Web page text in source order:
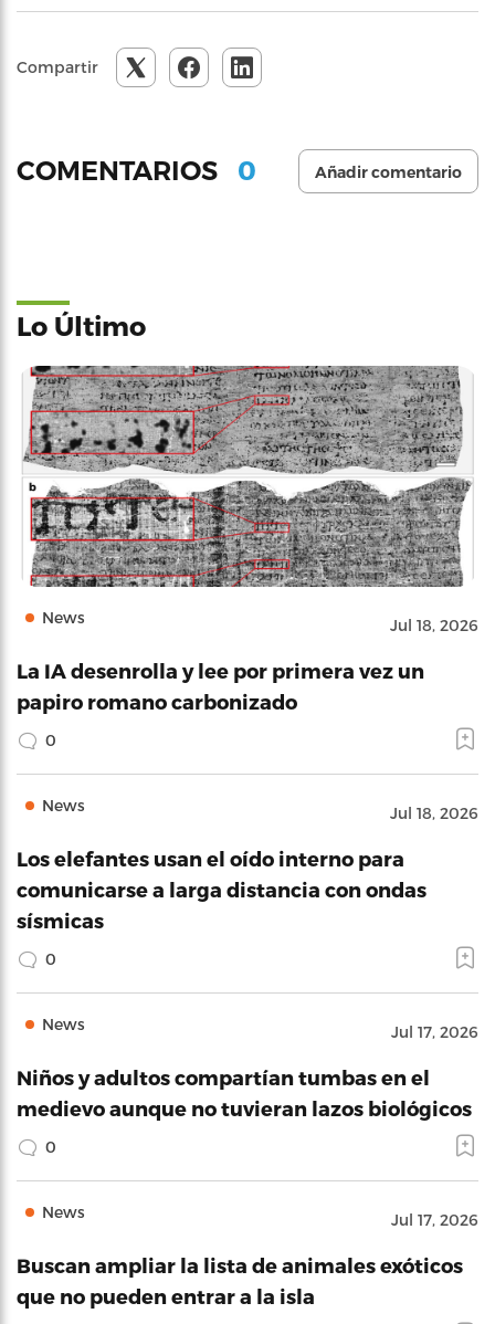
Compartir
COMENTARIOS 0 Añadir comentario
Lo Último
News Jul 18, 2026
La IA desenrolla y lee por primera vez un
papiro romano carbonizado
0
News Jul 18, 2026
Los elefantes usan el oído interno para
comunicarse a larga distancia con ondas
sísmicas
0
News Jul 17, 2026
Niños y adultos compartían tumbas en el
medievo aunque no tuvieran lazos biológicos
0
News Jul 17, 2026
Buscan ampliar la lista de animales exóticos
que no pueden entrar a la isla